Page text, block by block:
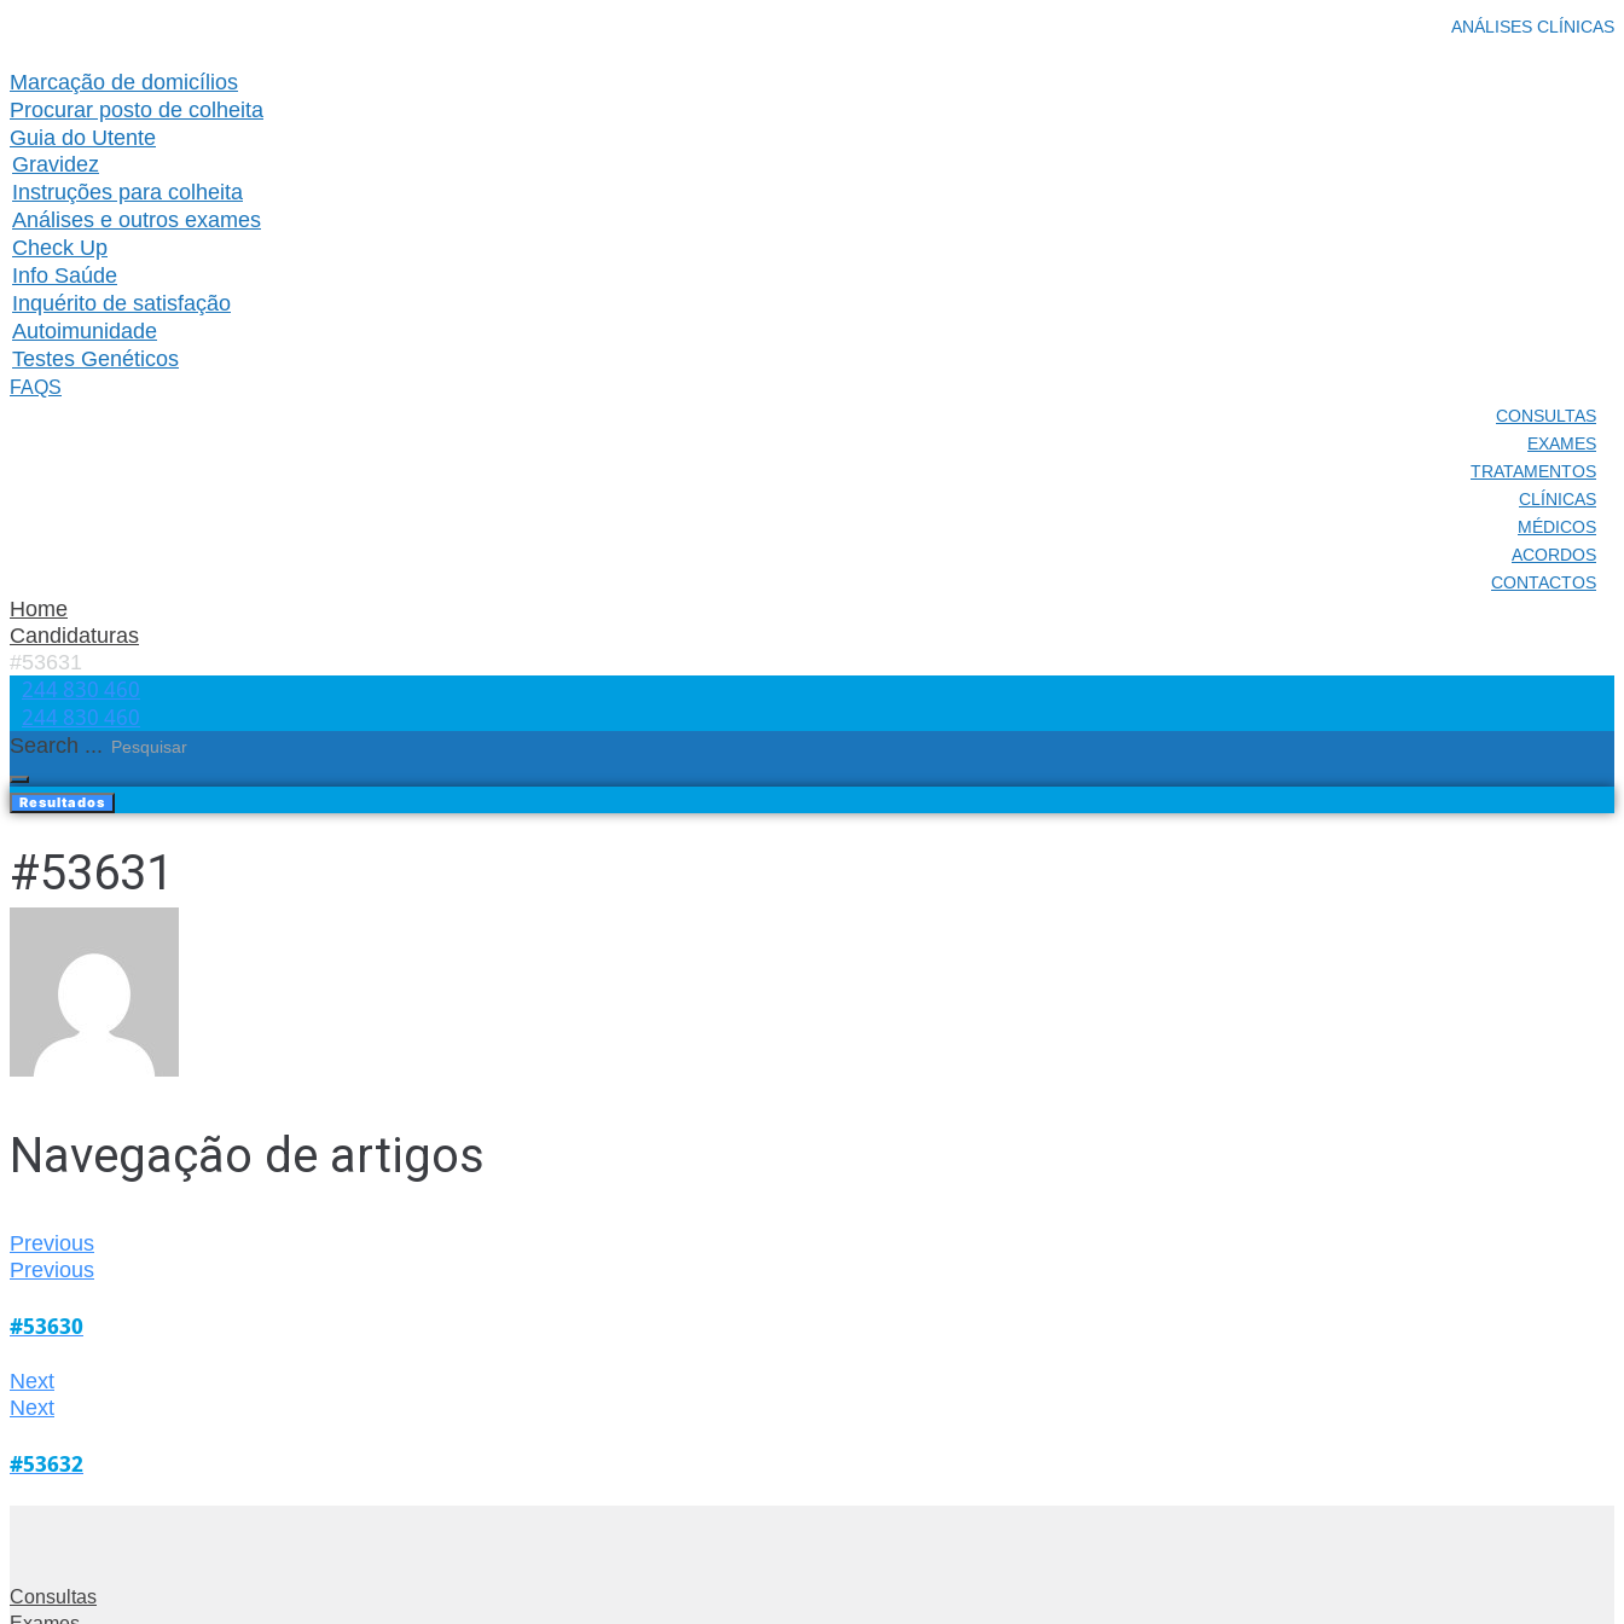
ANÁLISES CLÍNICAS
Marcação de domicílios
Procurar posto de colheita
Guia do Utente
Gravidez
Instruções para colheita
Análises e outros exames
Check Up
Info Saúde
Inquérito de satisfação
Autoimunidade
Testes Genéticos
FAQS
CONSULTAS
EXAMES
TRATAMENTOS
CLÍNICAS
MÉDICOS
ACORDOS
CONTACTOS
Home
Candidaturas
#53631
244 830 460​
244 830 460​
Search ...
Resultados
#53631
Navegação de artigos
Previous
Previous
#53630
Next
Next
#53632
Consultas